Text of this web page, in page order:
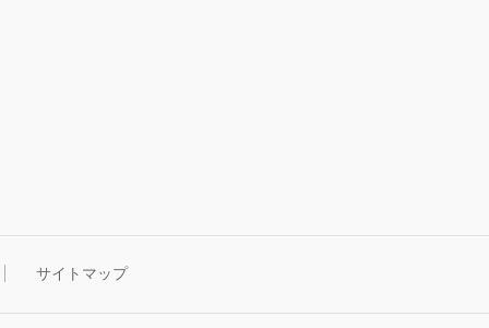
サイトマップ